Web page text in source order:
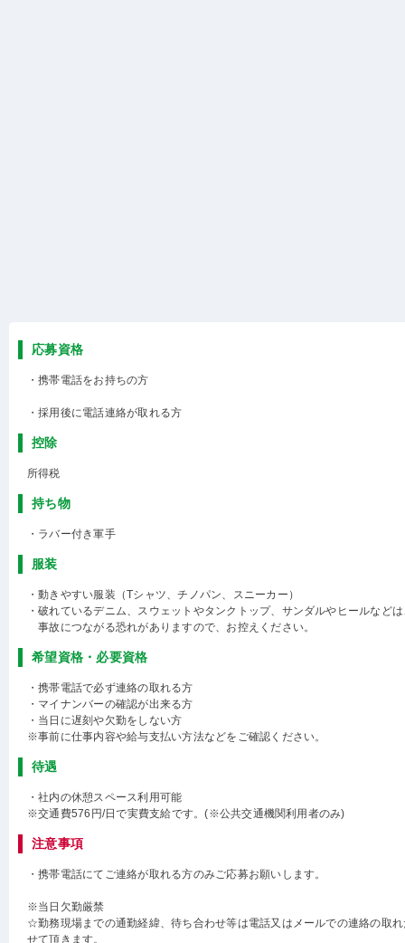
応募資格
・携帯電話をお持ちの方
・採用後に電話連絡が取れる方
控除
所得税
持ち物
・ラバー付き軍手
服装
・動きやすい服装（Tシャツ、チノパン、スニーカー）
・破れているデニム、スウェットやタンクトップ、サンダルやヒールなど
事故につながる恐れがありますので、お控えください。
希望資格・必要資格
・携帯電話で必ず連絡の取れる方
・マイナンバーの確認が出来る方
・当日に遅刻や欠勤をしない方
※事前に仕事内容や給与支払い方法などをご確認ください。
待遇
・社内の休憩スペース利用可能
※交通費576円/日で実費支給です。(※公共交通機関利用者のみ)
注意事項
・携帯電話にてご連絡が取れる方のみご応募お願いします。
※当日欠勤厳禁
☆勤務現場までの通勤経緯、待ち合わせ等は電話又はメールでの連絡の取
せて頂きます。